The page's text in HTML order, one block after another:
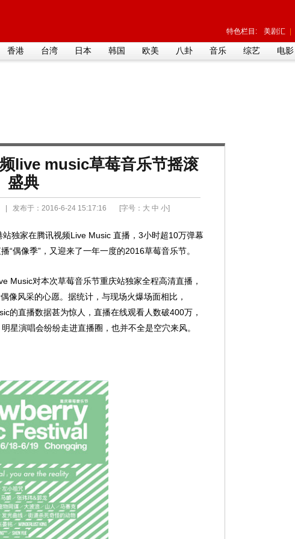
特色栏目: 美剧汇
香港 台湾 日本 韩国 欧美 八卦 音乐 综艺 电影
live music草莓音乐节摇滚
盛典
| 发布于：2016-6-24 15:17:16 [字号： 大 中 小]
家在腾讯视频Live Music 直播，3小时超10万弹幕
“偶像季”，又迎来了一年一度的2016草莓音乐节。
对本次草莓音乐节重庆站独家全程高清直播，
像风采的心愿。据统计，与现场火爆场面相比，
的直播数据甚为惊人，直播在线观看人数破400万，
星演唱会纷纷走进直播圈，也并不全是空穴来风。